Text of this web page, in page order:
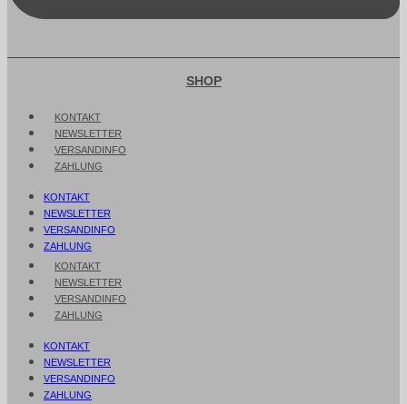
SHOP
KONTAKT
NEWSLETTER
VERSANDINFO
ZAHLUNG
KONTAKT
NEWSLETTER
VERSANDINFO
ZAHLUNG
KONTAKT
NEWSLETTER
VERSANDINFO
ZAHLUNG
KONTAKT
NEWSLETTER
VERSANDINFO
ZAHLUNG